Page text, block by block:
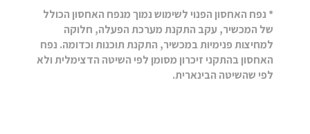
* נפח האחסון הפנוי לשימוש נמוך מנפח האחסון הכולל
של המכשיר, עקב התקנת מערכת הפעלה, חלוקה
למחיצות פנימיות במכשיר, התקנת תוכנות וכדומה. נפח
האחסון בהתקני זיכרון מסומן לפי השיטה הדצימלית ולא
לפי שהשיטה הבינארית.